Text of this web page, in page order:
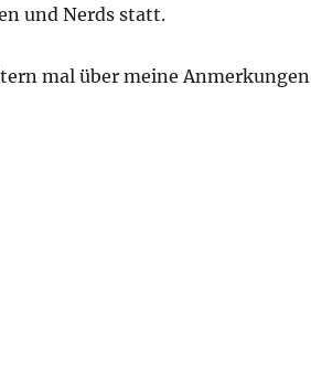
und Nerds statt.
mal über meine Anmerkungen